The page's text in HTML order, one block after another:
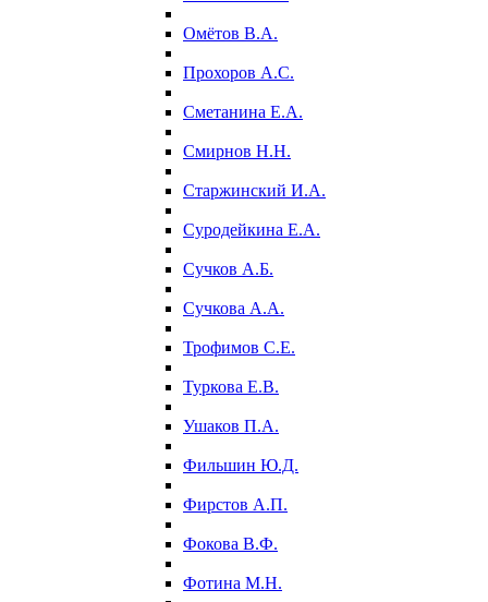
Омётов В.А.
Прохоров А.С.
Сметанина Е.А.
Смирнов Н.Н.
Старжинский И.А.
Суродейкина Е.А.
Сучков А.Б.
Сучкова А.А.
Трофимов С.Е.
Туркова Е.В.
Ушаков П.А.
Фильшин Ю.Д.
Фирстов А.П.
Фокова В.Ф.
Фотина М.Н.